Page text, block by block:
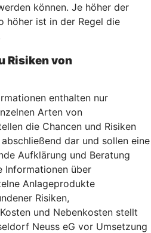
können. Je höher der
höher ist in der Regel die
Risiken von
enthalten nur
Arten von
die Chancen und Risiken
dar und sollen eine
Aufklärung und Beratung
Informationen über
Anlageprodukte
Risiken,
und Nebenkosten stellt
Neuss eG vor Umsetzung